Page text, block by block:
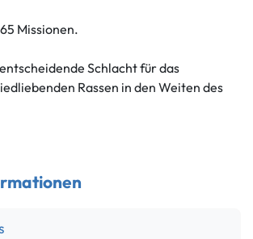
Missionen.
Schlacht für das
Rassen in den Weiten des